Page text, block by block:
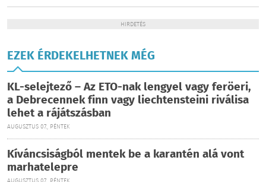
HIRDETÉS
EZEK ÉRDEKELHETNEK MÉG
KL-selejtező – Az ETO-nak lengyel vagy feröeri,
a Debrecennek finn vagy liechtensteini riválisa
lehet a rájátszásban
AUGUSZTUS 07., PÉNTEK
Kíváncsiságból mentek be a karantén alá vont
marhatelepre